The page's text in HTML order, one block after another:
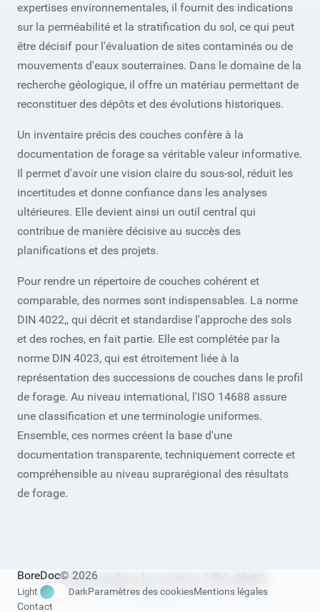
expertises environnementales, il fournit des indications
sur la perméabilité et la stratification du sol, ce qui peut
être décisif pour l'évaluation de sites contaminés ou de
mouvements d'eaux souterraines. Dans le domaine de la
recherche géologique, il offre un matériau permettant de
reconstituer des dépôts et des évolutions historiques.
Un inventaire précis des couches confère à la
documentation de forage sa véritable valeur informative.
Il permet d'avoir une vision claire du sous-sol, réduit les
incertitudes et donne confiance dans les analyses
ultérieures. Elle devient ainsi un outil central qui
contribue de manière décisive au succès des
planifications et des projets.
Pour rendre un répertoire de couches cohérent et
comparable, des normes sont indispensables. La norme
DIN 4022,, qui décrit et standardise l'approche des sols
et des roches, en fait partie. Elle est complétée par la
norme DIN 4023, qui est étroitement liée à la
représentation des successions de couches dans le profil
de forage. Au niveau international, l'ISO 14688 assure
une classification et une terminologie uniformes.
Ensemble, ces normes créent la base d'une
documentation transparente, techniquement correcte et
compréhensible au niveau suprarégional des résultats
de forage.
Calcul selon la norme VDI 4640
BoreDoc© 2026
Light DarkParamètres des cookiesMentions légales
Contact